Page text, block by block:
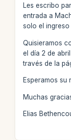
Les escribo
entrada a
solo el ingreso
Quisieramos
el día 2 de
través de la
Esperamos su
Muchas
Elias